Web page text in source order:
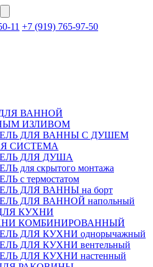
11 +7 (919) 765-97-50
ВАННОЙ
ИЗЛИВОМ
ДЛЯ ВАННЫ С ДУШЕМ
СИСТЕМА
ДЛЯ ДУША
для скрытого монтажа
с термостатом
ДЛЯ ВАННЫ на борт
ДЛЯ ВАННОЙ напольный
КУХНИ
КОМБИНИРОВАННЫЙ
ДЛЯ КУХНИ однорычажный
ДЛЯ КУХНИ вентельный
ДЛЯ КУХНИ настенный